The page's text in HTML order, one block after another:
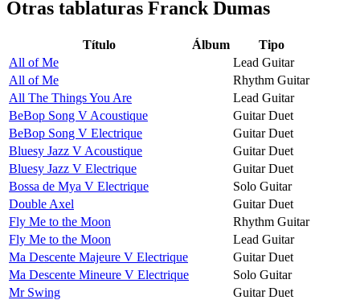
Otras tablaturas Franck Dumas
Título Álbum
Tipo
All of Me
Lead Guitar
All of Me
Rhythm Guitar
All The Things You Are
Lead Guitar
BeBop Song V Acoustique
Guitar Duet
BeBop Song V Electrique
Guitar Duet
Bluesy Jazz V Acoustique
Guitar Duet
Bluesy Jazz V Electrique
Guitar Duet
Bossa de Mya V Electrique
Solo Guitar
Double Axel
Guitar Duet
Fly Me to the Moon
Rhythm Guitar
Fly Me to the Moon
Lead Guitar
Ma Descente Majeure V Electrique
Guitar Duet
Ma Descente Mineure V Electrique
Solo Guitar
Mr Swing
Guitar Duet